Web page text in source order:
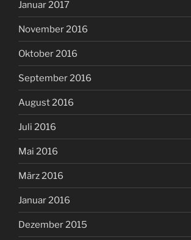
Januar 2017
November 2016
Oktober 2016
September 2016
August 2016
Juli 2016
Mai 2016
März 2016
Januar 2016
Dezember 2015